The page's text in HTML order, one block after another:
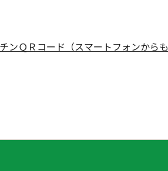
ンＱＲコード（スマートフォンからも